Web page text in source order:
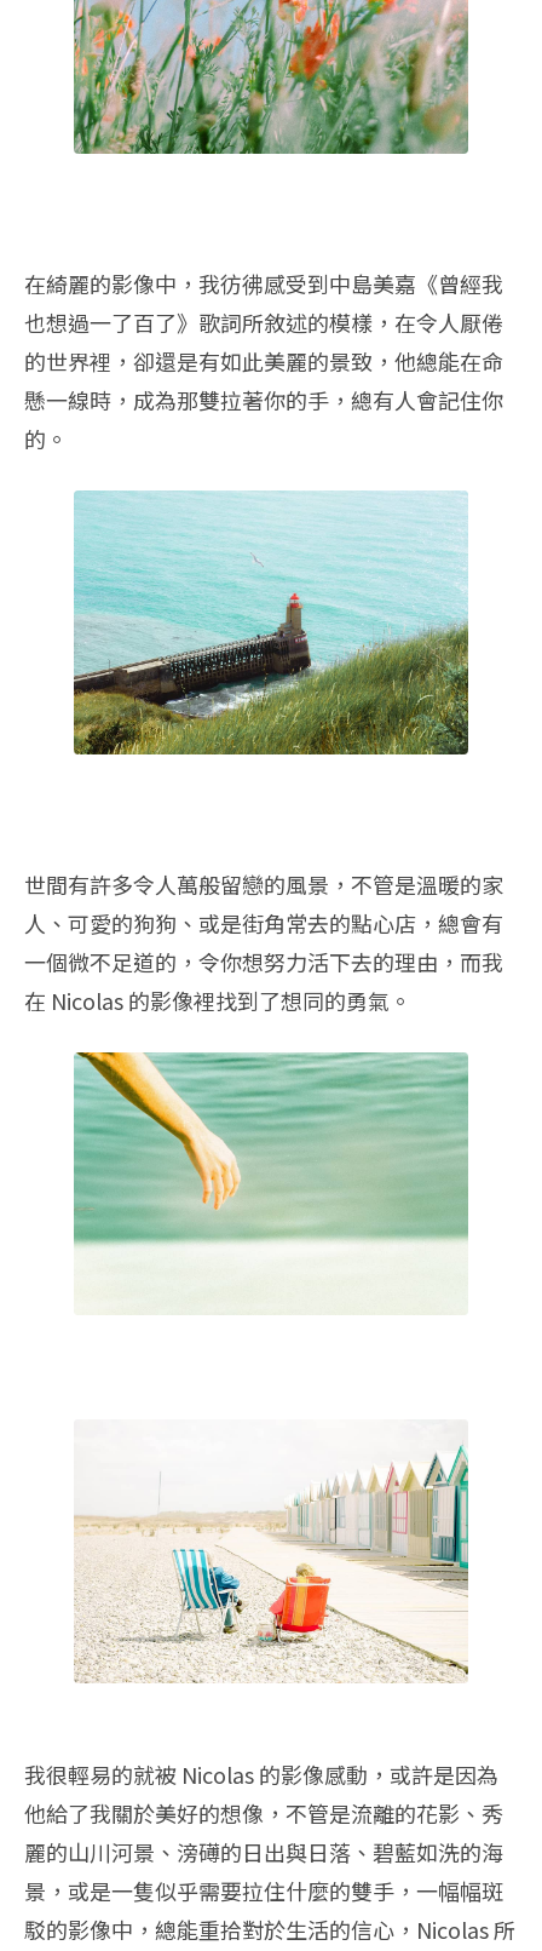
在綺麗的影像中，我彷彿感受到中島美嘉《曾經我
也想過一了百了》歌詞所敘述的模樣，在令人厭倦
的世界裡，卻還是有如此美麗的景致，他總能在命
懸一線時，成為那雙拉著你的手，總有人會記住你
的。
世間有許多令人萬般留戀的風景，不管是溫暖的家
人、可愛的狗狗、或是街角常去的點心店，總會有
一個微不足道的，令你想努力活下去的理由，而我
在 Nicolas 的影像裡找到了想同的勇氣。
我很輕易的就被 Nicolas 的影像感動，或許是因為
他給了我關於美好的想像，不管是流離的花影、秀
麗的山川河景、滂礡的日出與日落、碧藍如洗的海
景，或是一隻似乎需要拉住什麼的雙手，一幅幅斑
駁的影像中，總能重拾對於生活的信心，Nicolas 所